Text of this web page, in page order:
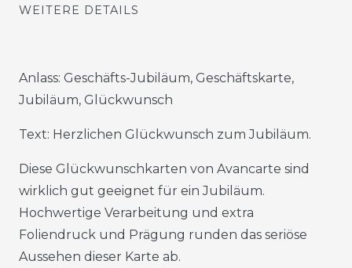
WEITERE DETAILS
Anlass: Geschäfts-Jubiläum, Geschäftskarte,
Jubiläum, Glückwunsch
Text: Herzlichen Glückwunsch zum Jubiläum.
Diese Glückwunschkarten von Avancarte sind
wirklich gut geeignet für ein Jubiläum.
Hochwertige Verarbeitung und extra
Foliendruck und Prägung runden das seriöse
Aussehen dieser Karte ab.